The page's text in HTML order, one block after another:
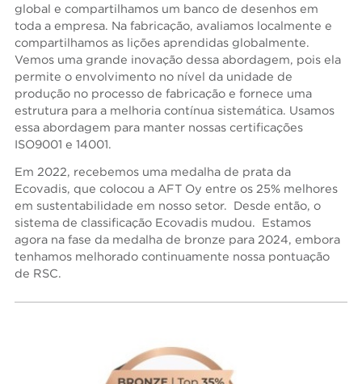
global e compartilhamos um banco de desenhos em
toda a empresa. Na fabricação, avaliamos localmente e
compartilhamos as lições aprendidas globalmente.
Vemos uma grande inovação dessa abordagem, pois ela
permite o envolvimento no nível da unidade de
produção no processo de fabricação e fornece uma
estrutura para a melhoria contínua sistemática. Usamos
essa abordagem para manter nossas certificações
ISO9001 e 14001.
Em 2022, recebemos uma medalha de prata da
Ecovadis, que colocou a AFT Oy entre os 25% melhores
em sustentabilidade em nosso setor. Desde então, o
sistema de classificação Ecovadis mudou. Estamos
agora na fase da medalha de bronze para 2024, embora
tenhamos melhorado continuamente nossa pontuação
de RSC.